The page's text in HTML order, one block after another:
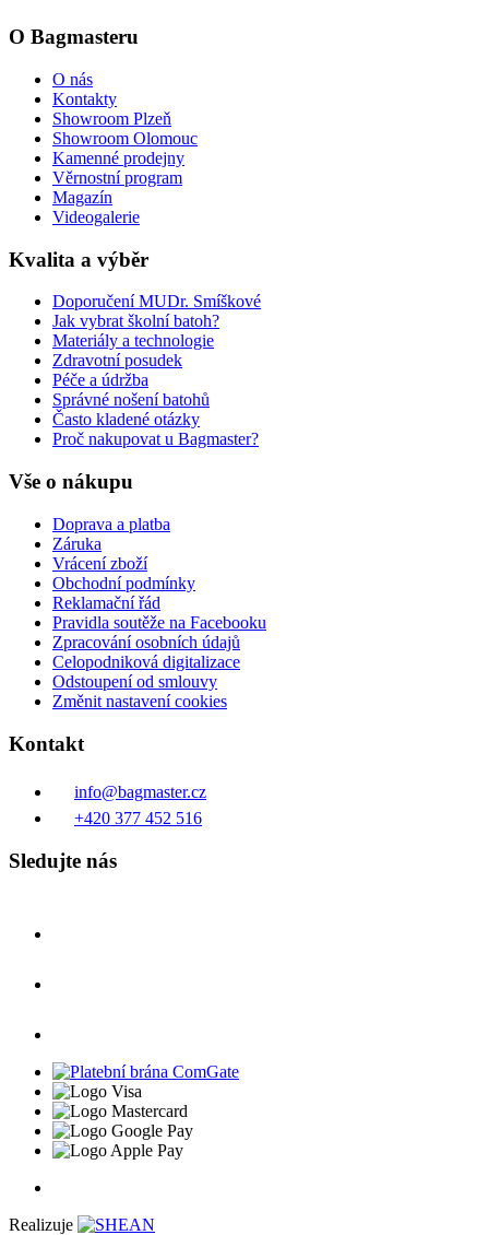
O Bagmasteru
O nás
Kontakty
Showroom Plzeň
Showroom Olomouc
Kamenné prodejny
Věrnostní program
Magazín
Videogalerie
Kvalita a výběr
Doporučení MUDr. Smíškové
Jak vybrat školní batoh?
Materiály a technologie
Zdravotní posudek
Péče a údržba
Správné nošení batohů
Často kladené otázky
Proč nakupovat u Bagmaster?
Vše o nákupu
Doprava a platba
Záruka
Vrácení zboží
Obchodní podmínky
Reklamační řád
Pravidla soutěže na Facebooku
Zpracování osobních údajů
Celopodniková digitalizace
Odstoupení od smlouvy
Změnit nastavení cookies
Kontakt
info@bagmaster.cz
+420 377 452 516
Sledujte nás
Realizuje